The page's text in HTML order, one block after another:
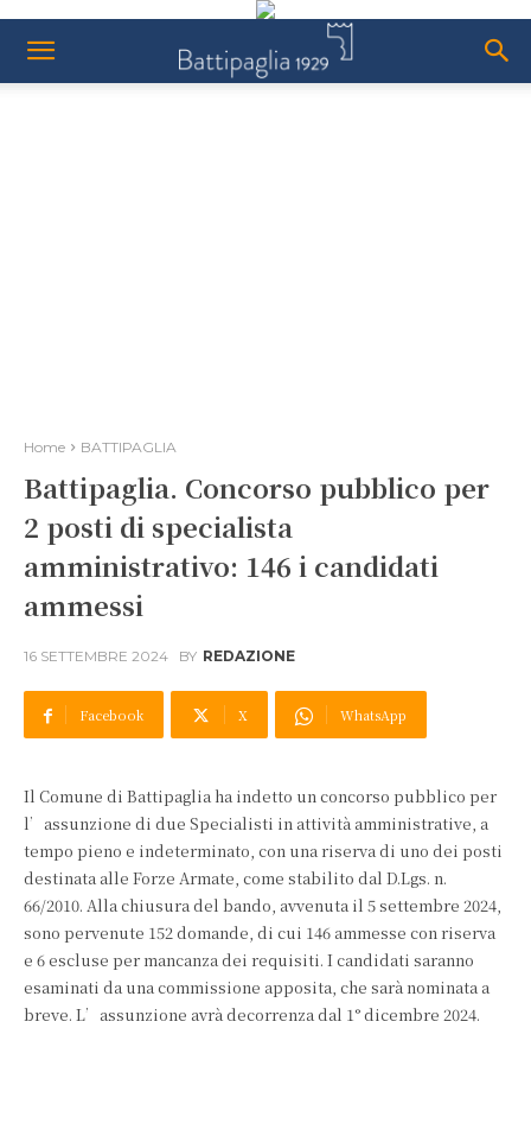
Home BATTIPAGLIA
Battipaglia. Concorso pubblico per
2 posti di specialista
amministrativo: 146 i candidati
ammessi
16 SETTEMBRE 2024 BY REDAZIONE
Facebook X WhatsApp
Il Comune di Battipaglia ha indetto un concorso pubblico per
l’assunzione di due Specialisti in attività amministrative, a
tempo pieno e indeterminato, con una riserva di uno dei posti
destinata alle Forze Armate, come stabilito dal D.Lgs. n.
66/2010. Alla chiusura del bando, avvenuta il 5 settembre 2024,
sono pervenute 152 domande, di cui 146 ammesse con riserva
e 6 escluse per mancanza dei requisiti. I candidati saranno
esaminati da una commissione apposita, che sarà nominata a
breve. L’assunzione avrà decorrenza dal 1° dicembre 2024.